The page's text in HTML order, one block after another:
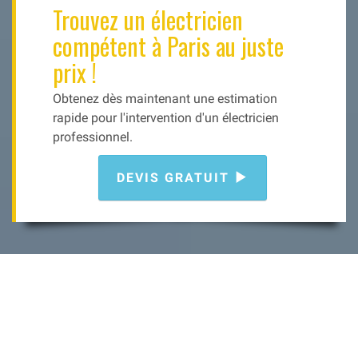
Trouvez un électricien
compétent à Paris au juste
prix !
Obtenez dès maintenant une estimation
rapide pour l'intervention d'un électricien
professionnel.
DEVIS GRATUIT